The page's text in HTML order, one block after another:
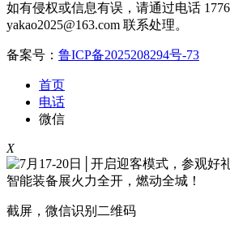
如有侵权或信息有误，请通过电话
yakao2025@163.com 联系处理。
备案号： 鲁ICP备2025208294号-73
首页
电话
微信
X
截屏，微信识别二维码